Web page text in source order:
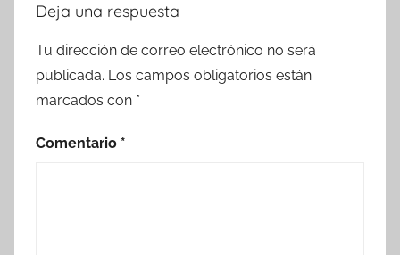
Deja una respuesta
Tu dirección de correo electrónico no será
publicada. Los campos obligatorios están
marcados con *
Comentario *